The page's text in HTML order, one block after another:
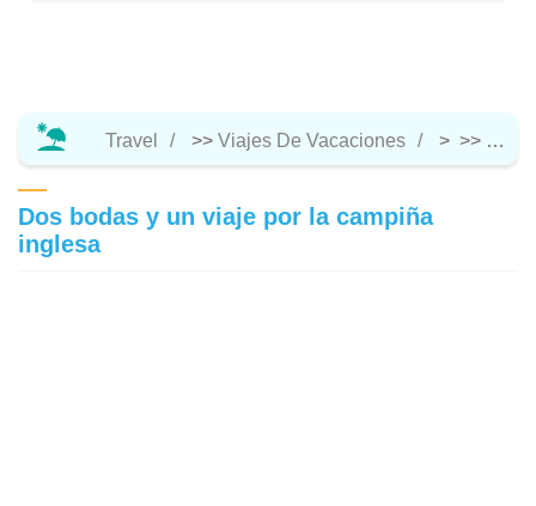
Travel >> Viajes De Vacaciones > >>
Dos bodas y un viaje por la campiña
inglesa